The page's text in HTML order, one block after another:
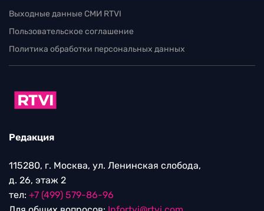
Выходные данные СМИ RTVI
Пользовательское соглашение
Политика обработки персональных данных
Редакция
115280, г. Москва, ул. Ленинская слобода,
д. 26, этаж 2
тел: +7 (499) 579-86-96